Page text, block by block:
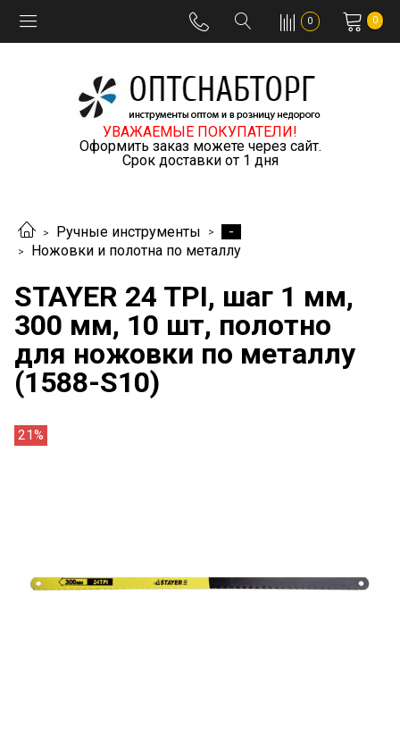
0 0
УВАЖАЕМЫЕ ПОКУПАТЕЛИ!
Оформить заказ можете через сайт.
Срок доставки от 1 дня
Ручные инструменты
-
Ножовки и полотна по металлу
STAYER 24 TPI, шаг 1 мм,
300 мм, 10 шт, полотно
для ножовки по металлу
(1588-S10)
21%